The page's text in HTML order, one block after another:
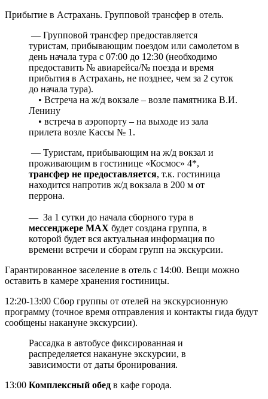
Прибытие в Астрахань. Групповой трансфер в отель.
— Групповой трансфер предоставляется
туристам, прибывающим поездом или самолетом в
день начала тура с 07:00 до 12:30 (необходимо
предоставить № авиарейса/№ поезда и время
прибытия в Астрахань, не позднее, чем за 2 суток
до начала тура).
• Встреча на ж/д вокзале – возле памятника В.И.
Ленину
• встреча в аэропорту – на выходе из зала
прилета возле Кассы № 1.
— Туристам, прибывающим на ж/д вокзал и
проживающим в гостинице «Космос» 4*,
трансфер не предоставляется, т.к. гостиница
находится напротив ж/д вокзала в 200 м от
перрона.
— За 1 сутки до начала сборного тура в
мессенджере MAX будет создана группа, в
которой будет вся актуальная информация по
времени встречи и сборам групп на экскурсии.
Гарантированное заселение в отель с 14:00. Вещи можно
оставить в камере хранения гостиницы.
12:20-13:00 Сбор группы от отелей на экскурсионную
программу (точное время отправления и контакты гида будут
сообщены накануне экскурсии).
Рассадка в автобусе фиксированная и
распределяется накануне экскурсии, в
зависимости от даты бронирования.
13:00 Комплексный обед в кафе города.